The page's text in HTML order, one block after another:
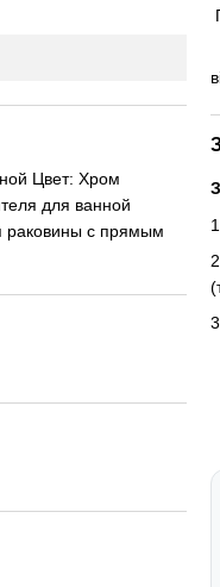
Цвет: Хром
для ванной
раковины с прямым